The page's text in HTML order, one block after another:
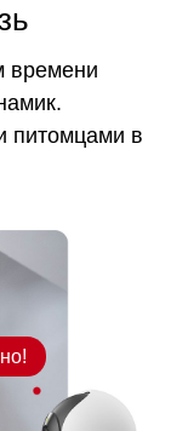
времени
питомцами в